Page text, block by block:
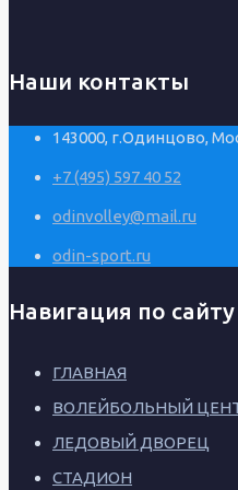
Наши контакты
143000, г.Одинцово,
+7 (495) 597 40 52
odinvolley@mail.ru
odin-sport.ru
Навигация по сайту
ГЛАВНАЯ
ВОЛЕЙБОЛЬНЫЙ
ЛЕДОВЫЙ ДВОРЕЦ
СТАДИОН